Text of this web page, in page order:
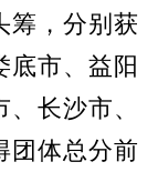
筹，分别获
底市、益阳
长沙市、
团体总分前